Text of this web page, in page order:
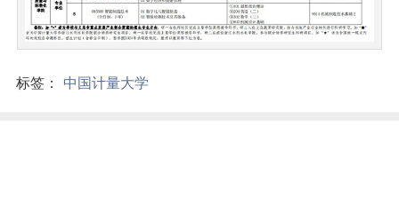
标签： 中国计量大学